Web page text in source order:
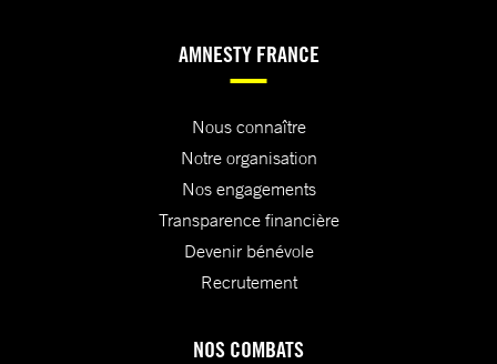
AMNESTY FRANCE
Nous connaître
Notre organisation
Nos engagements
Transparence financière
Devenir bénévole
Recrutement
NOS COMBATS